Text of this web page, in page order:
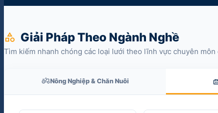
category Giải Pháp Theo Ngành Nghề
Tìm kiếm nhanh chóng các loại lưới theo lĩnh vực chuyên môn
agricultureNông Nghiệp & Chăn Nuôi